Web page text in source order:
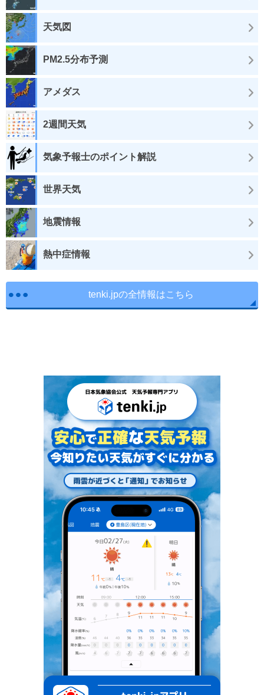
天気図
PM2.5分布予測
アメダス
2週間天気
気象予報士のポイント解説
世界天気
地震情報
熱中症情報
tenki.jpの全情報はこちら